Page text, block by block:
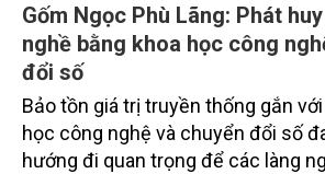
Gốm Ngọc Phù Lãng: Phát
nghề bằng khoa học công
đổi số
Bảo tồn giá trị truyền thống gắn
học công nghệ và chuyển đổi số
hướng đi quan trọng để các làng